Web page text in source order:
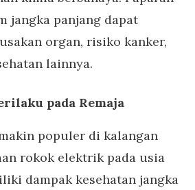
jangka panjang dapat
organ, risiko kanker,
lainnya.
pada Remaja
populer di kalangan
rokok elektrik pada usia
dampak kesehatan jangka